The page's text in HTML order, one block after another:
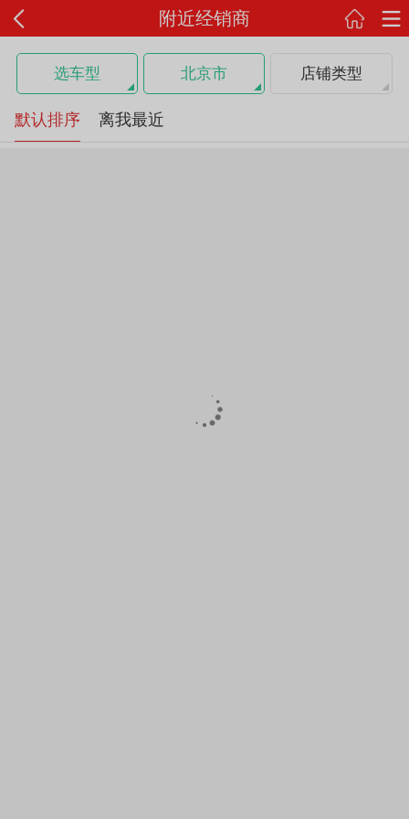
附近经销商
选车型 北京市 店铺类型
默认排序 离我最近